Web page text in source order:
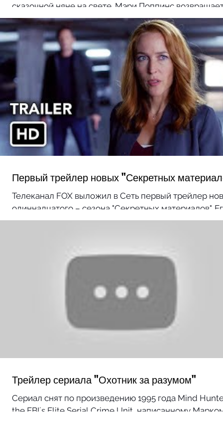
сказочной няне на свете. Мэри Поппинс
спустя 20 лет – уже совсем в другую...
Первый трейлер новых "Секретных
Телеканал FOX выложил в Сеть первый трейлер
одиннадцатого – сезона "Секретных материалов".
премьера состоится в 2018 году....
Трейлер сериала "Охотник за разумом"
Сериал снят по произведению 1995 года Mind
the FBIʼs Elite Serial Crime Unit, написанному